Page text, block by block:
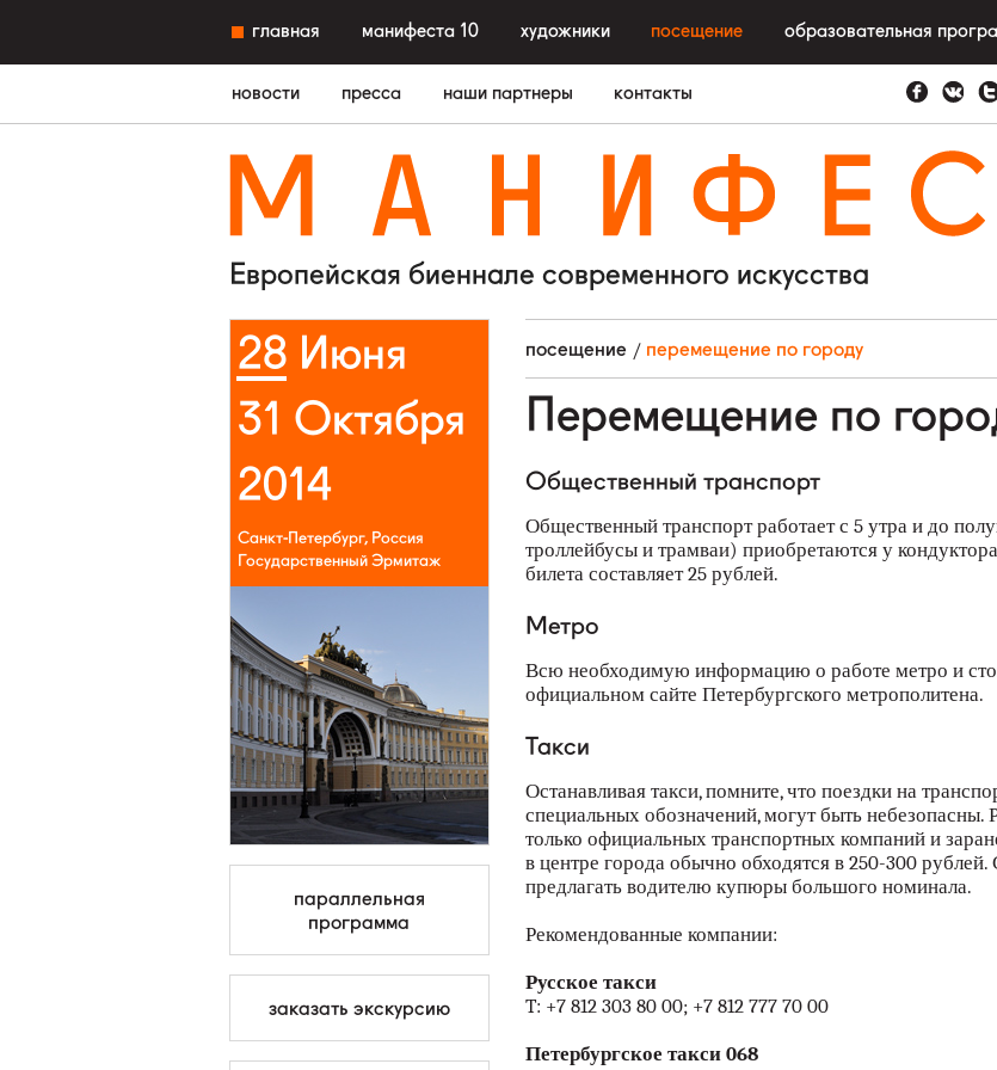
главная манифеста 10 художники посещение образовательная
новости пресса наши партнеры контакты
Европейская биеннале современного искусства
28 Июня
31 Октября
2014
Санкт-Петербург, Россия
Государственный Эрмитаж
параллельная
программа
заказать экскурсию
посещение перемещение по городу
Перемещение по
Общественный транспорт
Общественный транспорт работает с 5 утра и до
троллейбусы и трамваи) приобретаются у
билета составляет 25 рублей.
Метро
Всю необходимую информацию о работе метро и
официальном сайте Петербургского метрополитена.
Такси
Останавливая такси, помните, что поездки на
специальных обозначений, могут быть
только официальных транспортных компаний и
в центре города обычно обходятся в 250-300 рублей.
предлагать водителю купюры большого номинала.
Рекомендованные компании:
Русское такси
T: +7 812 303 80 00; +7 812 777 70 00
Петербургское такси 068